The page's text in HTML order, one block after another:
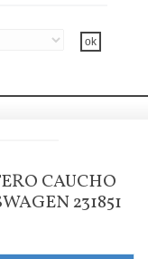
CAUCHO
231851